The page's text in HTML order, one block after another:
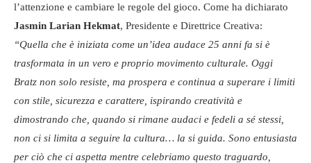
l’attenzione e cambiare le regole del gioco. Come ha dichiarato
Jasmin Larian Hekmat, Presidente e Direttrice Creativa:
“Quella che è iniziata come un’idea audace 25 anni fa si è
trasformata in un vero e proprio movimento culturale. Oggi
Bratz non solo resiste, ma prospera e continua a superare i limiti
con stile, sicurezza e carattere, ispirando creatività e
dimostrando che, quando si rimane audaci e fedeli a sé stessi,
non ci si limita a seguire la cultura… la si guida. Sono entusiasta
per ciò che ci aspetta mentre celebriamo questo traguardo,